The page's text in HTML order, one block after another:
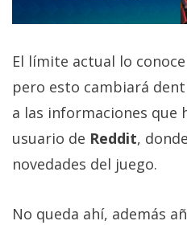
tutoriales.
El Grupo
Informático
2026.Algunos
derechos
reservados.
El límite actual lo
pero esto cambiará
a las informaciones que
usuario de Reddit,
novedades del juego.
No queda ahí, además